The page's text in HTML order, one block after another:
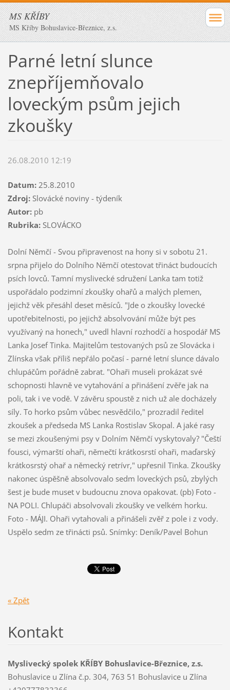
MS KŘÍBY
MS Kříby Bohuslavice-Březnice, z.s.
Parné letní slunce
znepříjemňovalo
loveckým psům jejich
zkoušky
26.08.2010 12:19
Datum:25.8.2010
Zdroj:Slovácké noviny - týdeník
Autor:pb
Rubrika:SLOVÁCKO
Dolní Němčí - Svou připravenost na hony si v sobotu 21.
srpna přijelo do Dolního Němčí otestovat třináct budoucích
psích lovců. Tamní myslivecké sdružení Lanka tam totiž
uspořádalo podzimní zkoušky ohařů a malých plemen,
jejichž věk přesáhl deset měsíců. "Jde o zkoušky lovecké
upotřebitelnosti, po jejichž absolvování může být pes
využívaný na honech," uvedl hlavní rozhodčí a hospodář MS
Lanka Josef Tinka. Majitelům testovaných psů ze Slovácka i
Zlínska však příliš nepřálo počasí - parné letní slunce dávalo
chlupáčům pořádně zabrat. "Ohaři museli prokázat své
schopnosti hlavně ve vytahování a přinášení zvěře jak na
poli, tak i ve vodě. V závěru spoustě z nich už ale docházely
síly. To horko psům vůbec nesvědčilo," prozradil ředitel
zkoušek a předseda MS Lanka Rostislav Skopal. A jaké rasy
se mezi zkoušenými psy v Dolním Němčí vyskytovaly? "Čeští
fousci, výmarští ohaři, němečtí krátkosrstí ohaři, maďarský
krátkosrstý ohař a německý retrívr," upřesnil Tinka. Zkoušky
nakonec úspěšně absolvovalo sedm loveckých psů, zbylých
šest je bude muset v budoucnu znova opakovat. (pb) Foto -
NA POLI. Chlupáči absolvovali zkoušky ve velkém horku.
Foto - MÁJI. Ohaři vytahovali a přinášeli zvěř z pole i z vody.
Uspělo sedm ze třinácti psů. Snímky: Deník/Pavel Bohun
« Zpět
Kontakt
Myslivecký spolek KŘÍBY Bohuslavice-Březnice, z.s.
Bohuslavice u Zlína č.p. 304, 763 51 Bohuslavice u Zlína